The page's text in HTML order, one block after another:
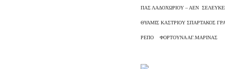
ΠΑΣ ΛΑΔΟΧΩΡΙΟΥ – ΑΕΝ
ΘΥΑΜΙΣ ΚΑΣΤΡΙΟΥ ΣΠΑΡΤΑΚΟΣ
ΡΕΠΟ ΦΟΡΤΟΥΝΑ ΑΓ.ΜΑΡΙΝΑΣ